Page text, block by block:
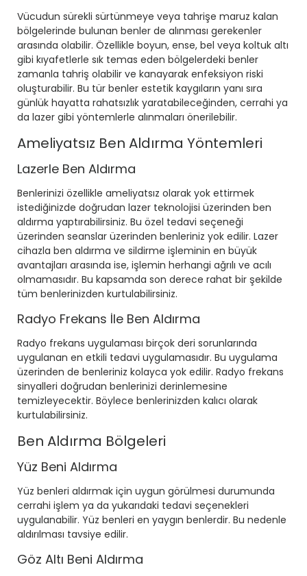
Vücudun sürekli sürtünmeye veya tahrişe maruz kalan
bölgelerinde bulunan benler de alınması gerekenler
arasında olabilir. Özellikle boyun, ense, bel veya koltuk altı
gibi kıyafetlerle sık temas eden bölgelerdeki benler
zamanla tahriş olabilir ve kanayarak enfeksiyon riski
oluşturabilir. Bu tür benler estetik kaygıların yanı sıra
günlük hayatta rahatsızlık yaratabileceğinden, cerrahi ya
da lazer gibi yöntemlerle alınmaları önerilebilir.
Ameliyatsız Ben Aldırma Yöntemleri
Lazerle Ben Aldırma
Benlerinizi özellikle ameliyatsız olarak yok ettirmek
istediğinizde doğrudan lazer teknolojisi üzerinden ben
aldırma yaptırabilirsiniz. Bu özel tedavi seçeneği
üzerinden seanslar üzerinden benleriniz yok edilir. Lazer
cihazla ben aldırma ve sildirme işleminin en büyük
avantajları arasında ise, işlemin herhangi ağrılı ve acılı
olmamasıdır. Bu kapsamda son derece rahat bir şekilde
tüm benlerinizden kurtulabilirsiniz.
Radyo Frekans İle Ben Aldırma
Radyo frekans uygulaması birçok deri sorunlarında
uygulanan en etkili tedavi uygulamasıdır. Bu uygulama
üzerinden de benleriniz kolayca yok edilir. Radyo frekans
sinyalleri doğrudan benlerinizi derinlemesine
temizleyecektir. Böylece benlerinizden kalıcı olarak
kurtulabilirsiniz.
Ben Aldırma Bölgeleri
Yüz Beni Aldırma
Yüz benleri aldırmak için uygun görülmesi durumunda
cerrahi işlem ya da yukarıdaki tedavi seçenekleri
uygulanabilir. Yüz benleri en yaygın benlerdir. Bu nedenle
aldırılması tavsiye edilir.
Göz Altı Beni Aldırma